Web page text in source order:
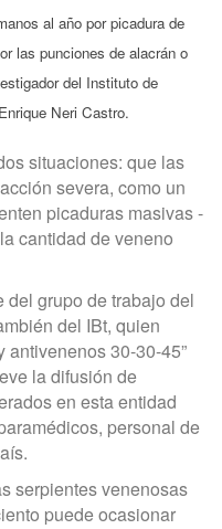
al año por picadura de
las punciones de alacrán o
del Instituto de
Neri Castro.
situaciones: que las
severa, como un
picaduras masivas -
cantidad de veneno
del grupo de trabajo del
del IBt, quien
antivenenos 30-30-45”
la difusión de
en esta entidad
personal de
serpientes venenosas
puede ocasionar